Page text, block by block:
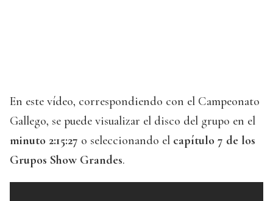
En este vídeo, correspondiendo con el Campeonato
Gallego, se puede visualizar el disco del grupo en el
minuto 2:15:27 o seleccionando el capítulo 7 de los
Grupos Show Grandes.